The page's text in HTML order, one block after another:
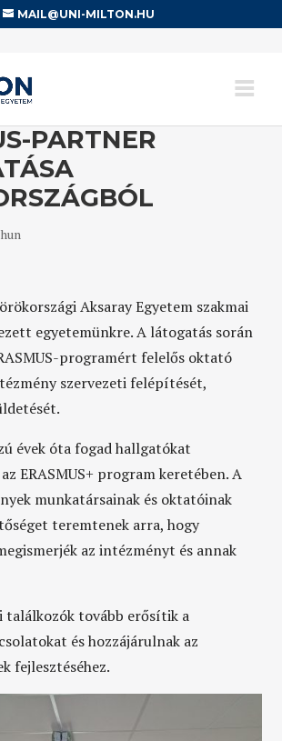
MAIL@UNI-MILTON.HU
PARTNER
Aksaray Egyetem szakmai
egyetemünkre. A látogatás során
programért felelős oktató
szervezeti felépítését,
évek óta fogad hallgatókat
ERASMUS+ program keretében. A
munkatársainak és oktatóinak
teremtenek arra, hogy
az intézményt és annak
találkozók tovább erősítik a
és hozzájárulnak az
fejlesztéséhez.